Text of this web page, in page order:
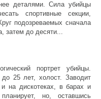
деталями. Сила убийцы
спортивные секции,
подозреваемых сначала
затем до десяти...
портрет убийцы.
25 лет, холост. Заводит
на дискотеках, в барах и
но, оставшись